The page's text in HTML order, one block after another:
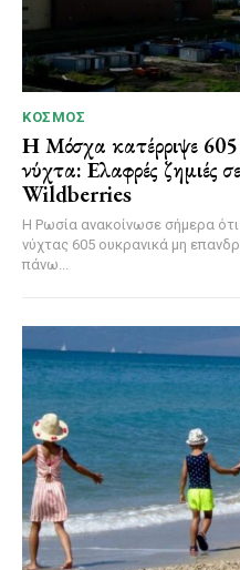
ΚΌΣΜΟΣ
Η Μόσχα κατέρριψε
νύχτα: Ελαφρές ζημιές
Wildberries
Η Ρωσία ανακοίνωσε σήμερα
νύχτας 605 ουκρανικά μη
πάνω...